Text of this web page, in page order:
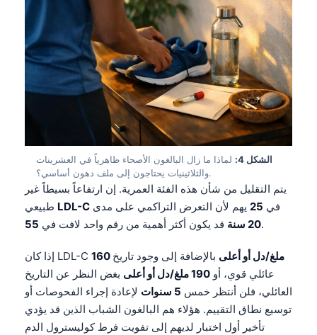
الشكل 4:
لماذا ما زال البالغون الأصحاء ظاهرياً في العشرينات
والثلاثينيات يحتاجون إلى ملف دهون أساسي؟.
يتم التقليل من شأن هذه الفئة العمرية. إن ارتفاعاً بسيطاً غير
LDL-C في 25 يهم لأن التعرض التراكمي على مدى
20 سنة
قد يكون أكثر أهمية من رقم واحد لافت في 55 .
إذا كان LDL-C 160 ملغ/دل أو أعلى بالإضافة إلى وجود تاريخ
عائلي قوي، أو 190 ملغ/دل أو أعلى
بغض النظر عن التاريخ
العائلي، فلن أنتظر خمس 5 سنوات
لإعادة إجراء الفحوصات أو
توسيع نطاق التقييم. هؤلاء هم البالغون الشباب الذين قد يؤدي
تأخير أول اختبار لديهم إلى تفويت فرط كوليسترول الدم